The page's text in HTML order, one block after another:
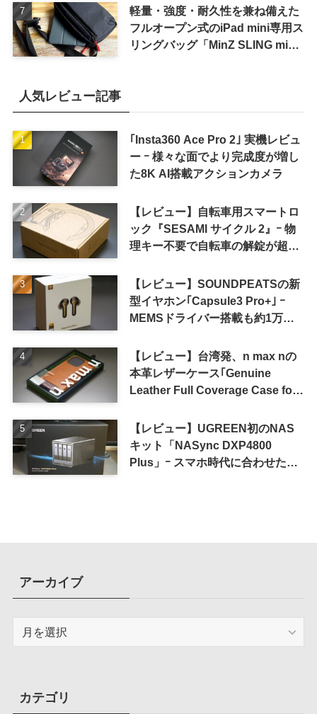
軽量・強度・耐久性を兼ね備えた
フルオープン式のiPad mini専用ス
リングバッグ「MinZ SLING mini
人気レビュー記事
｢Insta360 Ace Pro 2｣ 実機レビュ
ー ｰ 様々な面でより完成度が増し
た8K AI搭載アクションカメラ
【レビュー】自転車用スマートロ
ック『SESAMI サイクル 2』ｰ 物
理キー不要で自転車の解錠が超簡
【レビュー】SOUNDPEATSの新
型イヤホン｢Capsule3 Pro+｣ ｰ
MEMSドライバー搭載も約1万円
【レビュー】台湾発、n max nの
本革レザーケース｢Genuine
Leather Full Coverage Case for
【レビュー】UGREEN初のNAS
キット「NASync DXP4800
Plus」ｰ スマホ時代に合わせた設
アーカイブ
ブカテゴリ